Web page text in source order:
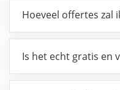
Hoeveel offertes zal
Is het echt gratis en